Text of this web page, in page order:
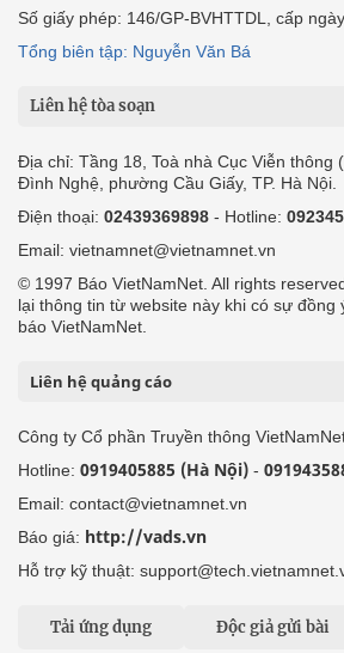
Số giấy phép: 146/GP-BVHTTDL, cấp
Tổng biên tập: Nguyễn Văn Bá
Liên hệ tòa soạn
Địa chỉ: Tầng 18, Toà nhà Cục Viễn thông
Đình Nghệ, phường Cầu Giấy, TP. Hà Nội.
Điện thoại: 02439369898 - Hotline:
Email: vietnamnet@vietnamnet.vn
© 1997 Báo VietNamNet. All rights
lại thông tin từ website này khi có sự đồng
báo VietNamNet.
Liên hệ quảng cáo
Công ty Cổ phần Truyền thông
Hotline: 0919405885 (Hà Nội) -
Email: contact@vietnamnet.vn
Báo giá: http://vads.vn
Hỗ trợ kỹ thuật:
Tải ứng dụng Độc giả gửi bài